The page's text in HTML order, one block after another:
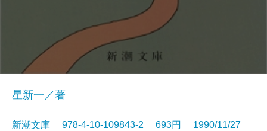
星新一／著
新潮文庫 978-4-10-109843-2 693円 1990/11/27